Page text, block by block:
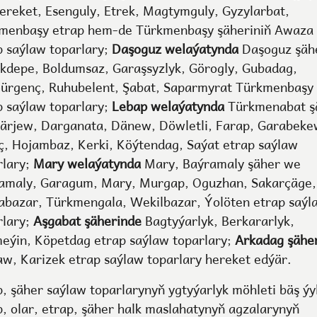
Esenguly, Etrek, Magtymguly, Gyzylarbat,
etrap hem-de Türkmenbaşy şäheriniň Awaza
saýlaw toparlary; Daşoguz welaýatyndaDaşoguz
Boldumsaz, Garaşsyzlyk, Görogly, Gubadag,
Ruhubelent, Şabat, Saparmyrat Türkmenbaşy
saýlaw toparlary; Lebap welaýatyndaTürkmenabat
Darganata, Dänew, Döwletli, Farap,
Hojambaz, Kerki, Köýtendag, Saýat etrap saýlaw
Mary welaýatyndaMary, Baýramaly şäher we
Garagum, Mary, Murgap, Oguzhan, Sakarçäge,
Türkmengala, Wekilbazar, Ýolöten etrap
Aşgabat şäherindeBagtyýarlyk, Berkararlyk,
Köpetdag etrap saýlaw toparlary; Arkadag
Karizek etrap saýlaw toparlary hereket edýär.
şäher saýlaw toparlarynyň ygtyýarlyk möhleti bäş
olar, etrap, şäher halk maslahatynyň agzalarynyň